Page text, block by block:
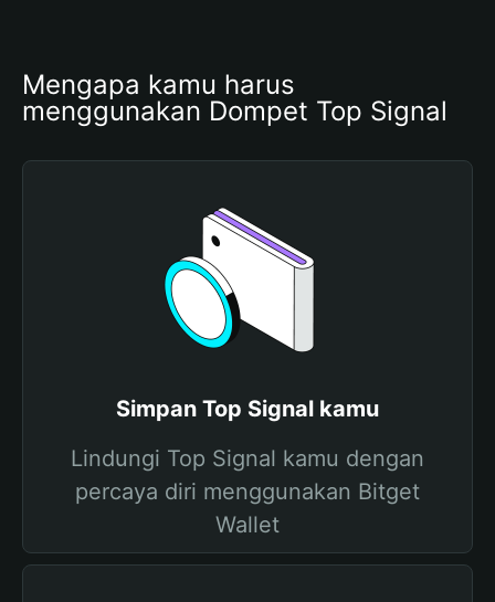
Mengapa kamu harus
menggunakan Dompet Top Signal
Simpan Top Signal kamu
Lindungi Top Signal kamu dengan
percaya diri menggunakan Bitget
Wallet